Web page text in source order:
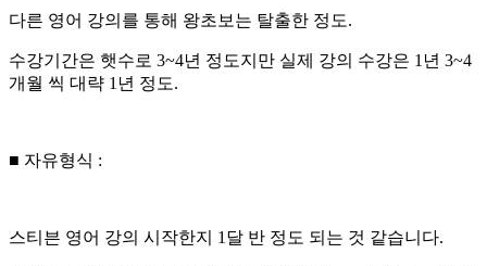
다른 영어 강의를 통해 왕초보는 탈출한 정도.
수강기간은 햇수로 3~4년 정도지만 실제 강의 수강은 1년 3~4
개월 씩 대략 1년 정도.
■ 자유형식 :
스티븐 영어 강의 시작한지 1달 반 정도 되는 것 같습니다.